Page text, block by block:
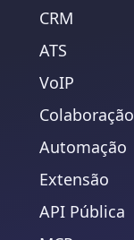
CRM
ATS
VoIP
Colaboração
Automação
Extensão
API Pública